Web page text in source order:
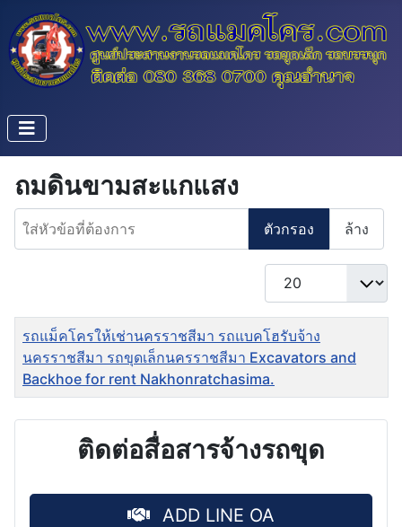
ถมดินขามสะแกแสง
ใส่หัวข้อที่ต้องการ
ตัวกรอง ล้าง
แสดง #
ชื่อ
รถแม็คโครให้เช่านครราชสีมา รถแบคโฮรับจ้าง
นครราชสีมา รถขุดเล็กนครราชสีมา Excavators and
Backhoe for rent Nakhonratchasima.
ติดต่อสื่อสารจ้างรถขุด
ADD LINE OA